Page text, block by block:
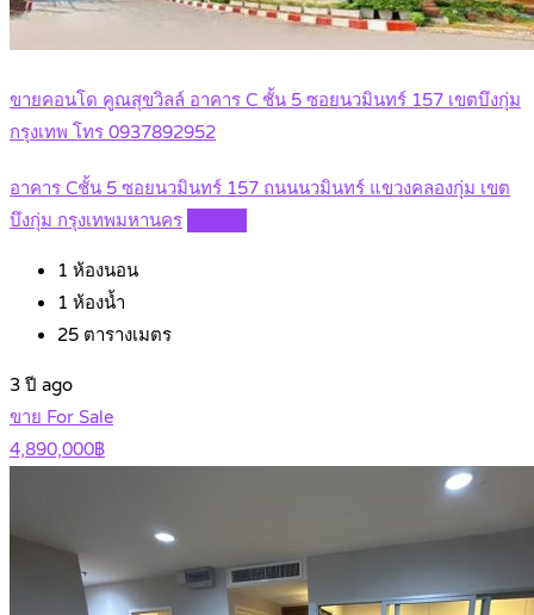
ขายคอนโด คูณสุขวิลล์ อาคาร C ชั้น 5 ซอยนวมินทร์ 157 เขตบึงกุ่ม
กรุงเทพ โทร 0937892952
อาคาร Cชั้น 5 ซอยนวมินทร์ 157 ถนนนวมินทร์ แขวงคลองกุ่ม เขต
บึงกุ่ม กรุงเทพมหานคร
1 ห้องนอน
1 ห้องน้ำ
25 ตารางเมตร
3 ปี ago
ขาย For Sale
4,890,000฿